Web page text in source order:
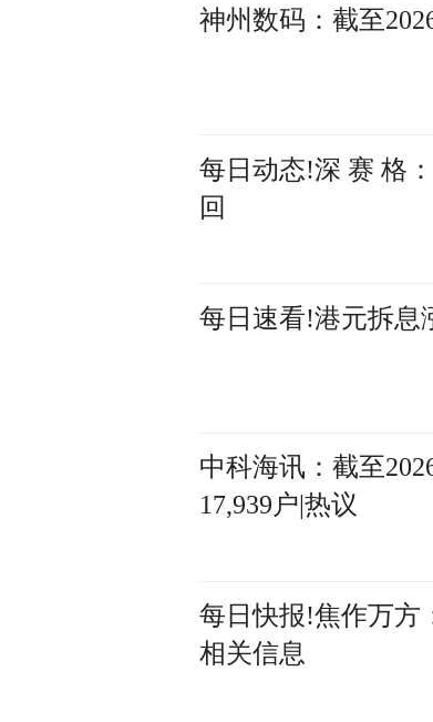
神州数码：截至
每日动态!深 赛 格
回
每日速看!港元拆息
中科海讯：截至
17,939户|热议
每日快报!焦作万方
相关信息